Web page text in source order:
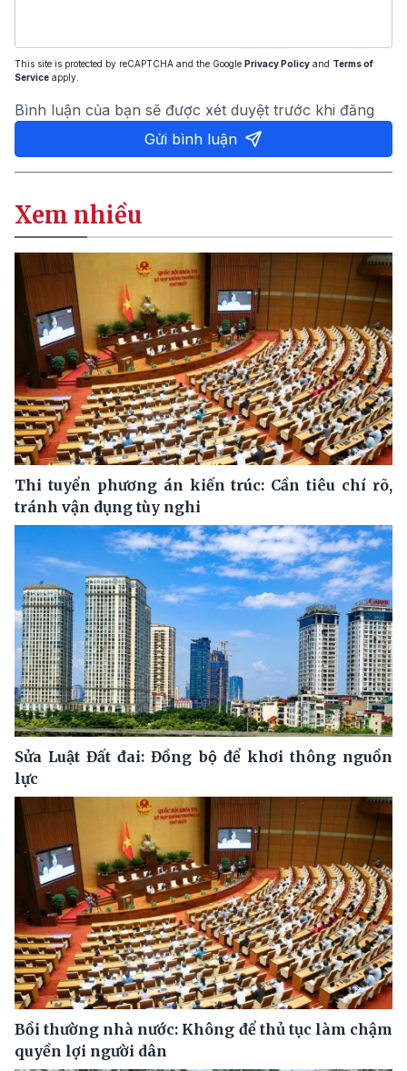
This site is protected by reCAPTCHA and the Google Privacy Policy and Terms of
Service apply.
Bình luận của bạn sẽ được xét duyệt trước khi đăng
Gửi bình luận
Xem nhiều
Thi tuyển phương án kiến trúc: Cần tiêu chí rõ,
tránh vận dụng tùy nghi
Sửa Luật Đất đai: Đồng bộ để khơi thông nguồn
lực
Bồi thường nhà nước: Không để thủ tục làm chậm
quyền lợi người dân